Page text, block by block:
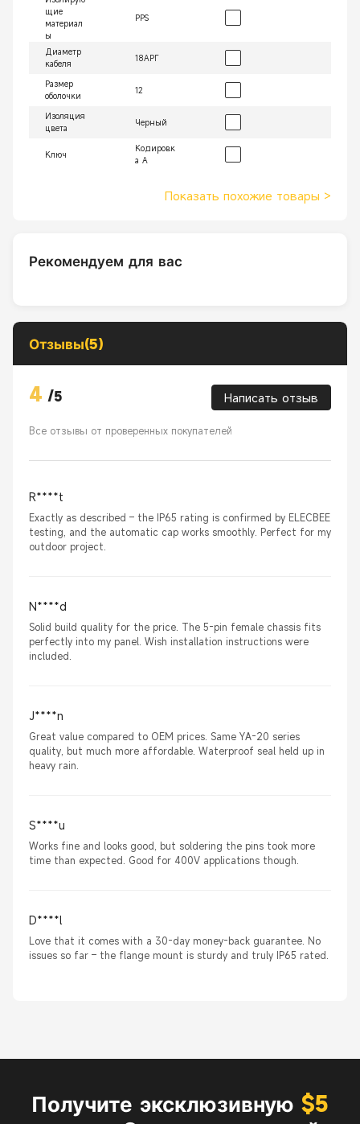
щие
материал
ы
PPS
Диаметр
кабеля
18АРГ
Размер
оболочки
12
Изоляция
цвета
Черный
Ключ
Кодировк
а A
Показать похожие товары >
Рекомендуем для вас
Отзывы(5)
4 /5 Написать отзыв
Все отзывы от проверенных покупателей
R****t
Exactly as described – the IP65 rating is confirmed by ELECBEE
testing, and the automatic cap works smoothly. Perfect for my
outdoor project.
N****d
Solid build quality for the price. The 5-pin female chassis fits
perfectly into my panel. Wish installation instructions were
included.
J****n
Great value compared to OEM prices. Same YA-20 series
quality, but much more affordable. Waterproof seal held up in
heavy rain.
S****u
Works fine and looks good, but soldering the pins took more
time than expected. Good for 400V applications though.
D****l
Love that it comes with a 30-day money-back guarantee. No
issues so far – the flange mount is sturdy and truly IP65 rated.
Получите эксклюзивную $5